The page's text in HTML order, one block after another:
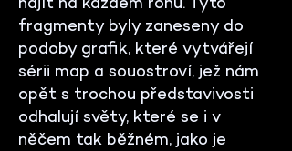
najít na každém rohu. Tyto
fragmenty byly zaneseny do
podoby grafik, které vytvářejí
sérii map a souostroví, jež nám
opět s trochou představivosti
odhalují světy, které se i v
něčem tak běžném, jako je